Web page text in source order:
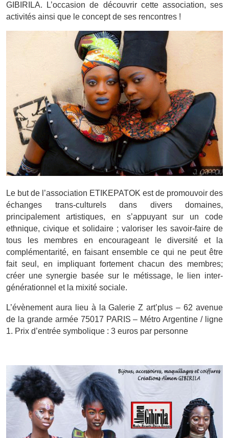
GIBIRILA. L’occasion de découvrir cette association, ses
activités ainsi que le concept de ses rencontres !
Le but de l’association ETIKEPATOK est de promouvoir des
échanges trans-culturels dans divers domaines,
principalement artistiques, en s’appuyant sur un code
ethnique, civique et solidaire ; valoriser les savoir-faire de
tous les membres en encourageant le diversité et la
complémentarité, en faisant ensemble ce qui ne peut être
fait seul, en impliquant fortement chacun des membres;
créer une synergie basée sur le métissage, le lien inter-
générationnel et la mixité sociale.
L’évènement aura lieu à la Galerie Z art’plus – 62 avenue
de la grande armée 75017 PARIS – Métro Argentine / ligne
1. Prix d’entrée symbolique : 3 euros par personne